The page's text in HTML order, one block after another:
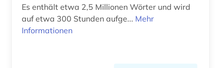
synonym (3)
tamil (1)
Es enthält etwa 2,5 Millionen Wörter und wird
auf etwa 300 Stunden aufge... Mehr
Informationen